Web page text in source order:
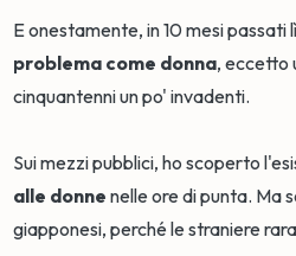
E onestamente, in 10 mesi passati
problema come donna, eccetto
cinquantenni un po' invadenti.
Sui mezzi pubblici, ho scoperto
alle donne nelle ore di punta. Ma
giapponesi, perché le straniere